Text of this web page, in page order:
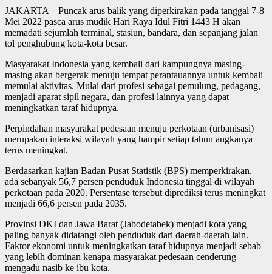
JAKARTA – Puncak arus balik yang diperkirakan pada tanggal 7-8
Mei 2022 pasca arus mudik Hari Raya Idul Fitri 1443 H akan
memadati sejumlah terminal, stasiun, bandara, dan sepanjang jalan
tol penghubung kota-kota besar.
Masyarakat Indonesia yang kembali dari kampungnya masing-
masing akan bergerak menuju tempat perantauannya untuk kembali
memulai aktivitas. Mulai dari profesi sebagai pemulung, pedagang,
menjadi aparat sipil negara, dan profesi lainnya yang dapat
meningkatkan taraf hidupnya.
Perpindahan masyarakat pedesaan menuju perkotaan (urbanisasi)
merupakan interaksi wilayah yang hampir setiap tahun angkanya
terus meningkat.
Berdasarkan kajian Badan Pusat Statistik (BPS) memperkirakan,
ada sebanyak 56,7 persen penduduk Indonesia tinggal di wilayah
perkotaan pada 2020. Persentase tersebut diprediksi terus meningkat
menjadi 66,6 persen pada 2035.
Provinsi DKI dan Jawa Barat (Jabodetabek) menjadi kota yang
paling banyak didatangi oleh penduduk dari daerah-daerah lain.
Faktor ekonomi untuk meningkatkan taraf hidupnya menjadi sebab
yang lebih dominan kenapa masyarakat pedesaan cenderung
mengadu nasib ke ibu kota.